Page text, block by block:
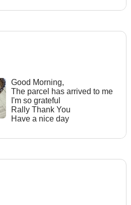
Good Morning,
The parcel has arrived to me
I'm so grateful
Rally Thank You
Have a nice day